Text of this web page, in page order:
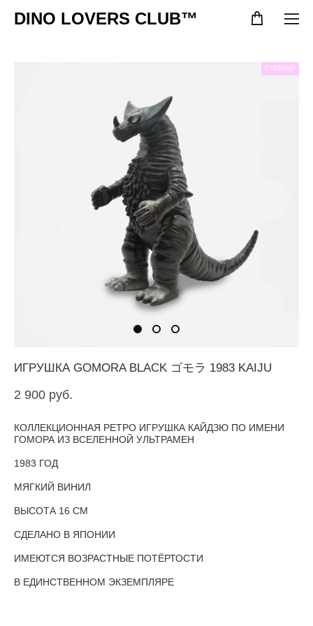
DINO LOVERS CLUB™
СУВЕНИР
ИГРУШКА GOMORA BLACK ゴモラ 1983 KAIJU
2 900 pуб.
КОЛЛЕКЦИОННАЯ РЕТРО ИГРУШКА КАЙДЗЮ ПО ИМЕНИ
ГОМОРА ИЗ ВСЕЛЕННОЙ УЛЬТРАМЕН
1983 ГОД
МЯГКИЙ ВИНИЛ
ВЫСОТА 16 СМ
СДЕЛАНО В ЯПОНИИ
ИМЕЮТСЯ ВОЗРАСТНЫЕ ПОТЁРТОСТИ
В ЕДИНСТВЕННОМ ЭКЗЕМПЛЯРЕ